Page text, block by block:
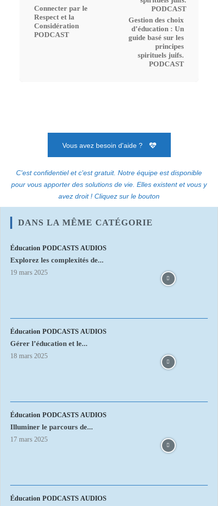
Connecter par le
Respect et la
Considération
PODCAST
Gestion des choix
d’éducation : Un
guide basé sur les
principes
spirituels juifs.
PODCAST
Vous avez besoin d'aide ?
C'est confidentiel et c'est gratuit. Notre équipe est disponible
pour vous apporter des solutions de vie. Elles existent et vous y
avez droit ! Cliquez sur le bouton
DANS LA MÊME CATÉGORIE
Éducation PODCASTS AUDIOS
Explorez les complexités de...
19 mars 2025
Éducation PODCASTS AUDIOS
Gérer l’éducation et le...
18 mars 2025
Éducation PODCASTS AUDIOS
Illuminer le parcours de...
17 mars 2025
Éducation PODCASTS AUDIOS